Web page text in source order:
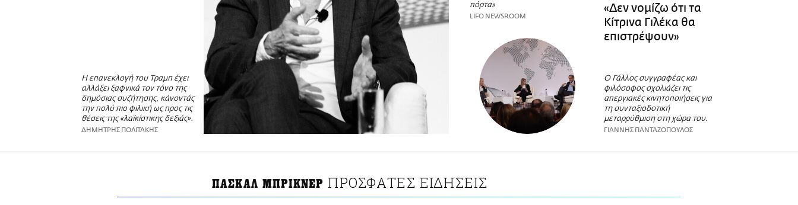
Η επανεκλογή του Τραμπ έχει
αλλάξει ξαφνικά τον τόνο της
δημόσιας συζήτησης, κάνοντάς
την πολύ πιο φιλική ως προς τις
θέσεις της «λαϊκίστικης δεξιάς».
ΔΗΜΗΤΡΗΣ ΠΟΛΙΤΑΚΗΣ
πόρτα»
LIFO NEWSROOM
«Δεν νομίζω ότι τα
Κίτρινα Γιλέκα θα
επιστρέψουν»
Ο Γάλλος συγγραφέας και
φιλόσοφος σχολιάζει τις
απεργιακές κινητοποιήσεις για
τη συνταξιοδοτική
μεταρρύθμιση στη χώρα του.
ΓΙΑΝΝΗΣ ΠΑΝΤΑΖΟΠΟΥΛΟΣ
ΠΑΣΚΑΛ ΜΠΡΙΚΝΕΡ ΠΡΟΣΦΑΤΕΣ ΕΙΔΗΣΕΙΣ